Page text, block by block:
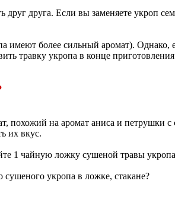
друга. Если вы заменяете укроп
имеют более сильный аромат). Однако,
травку укропа в конце
на аромат аниса и петрушки
их вкус.
1 чайную ложку сушеной травы